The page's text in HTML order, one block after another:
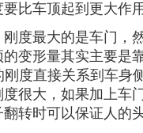
比车顶起到更大作
最大的是车门，
变形量其实主要是
度直接关系到车身
很大，如果加上车
转时可以保证人的